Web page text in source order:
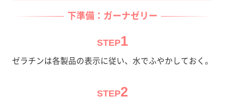
下準備：ガーナゼリー
STEP1
ゼラチンは各製品の表示に従い、水でふやかしておく。
STEP2